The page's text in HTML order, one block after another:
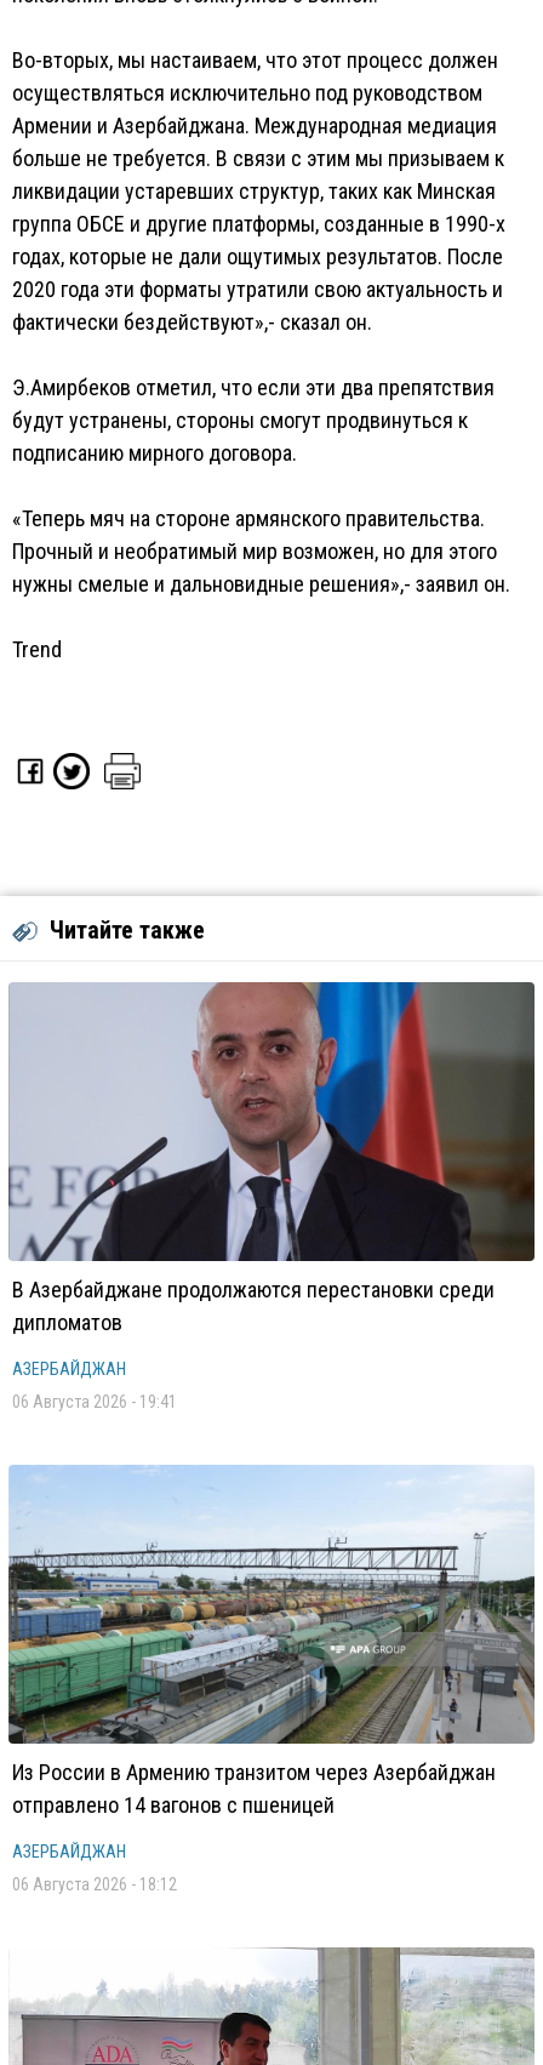
Во-вторых, мы настаиваем, что этот процесс должен
осуществляться исключительно под руководством
Армении и Азербайджана. Международная медиация
больше не требуется. В связи с этим мы призываем к
ликвидации устаревших структур, таких как Минская
группа ОБСЕ и другие платформы, созданные в 1990-х
годах, которые не дали ощутимых результатов. После
2020 года эти форматы утратили свою актуальность и
фактически бездействуют»,- сказал он.
Э.Амирбеков отметил, что если эти два препятствия
будут устранены, стороны смогут продвинуться к
подписанию мирного договора.
«Теперь мяч на стороне армянского правительства.
Прочный и необратимый мир возможен, но для этого
нужны смелые и дальновидные решения»,- заявил он.
Trend
Читайте также
В Азербайджане продолжаются перестановки среди
дипломатов
АЗЕРБАЙДЖАН
06 Августа 2026 - 19:41
Из России в Армению транзитом через Азербайджан
отправлено 14 вагонов с пшеницей
АЗЕРБАЙДЖАН
06 Августа 2026 - 18:12